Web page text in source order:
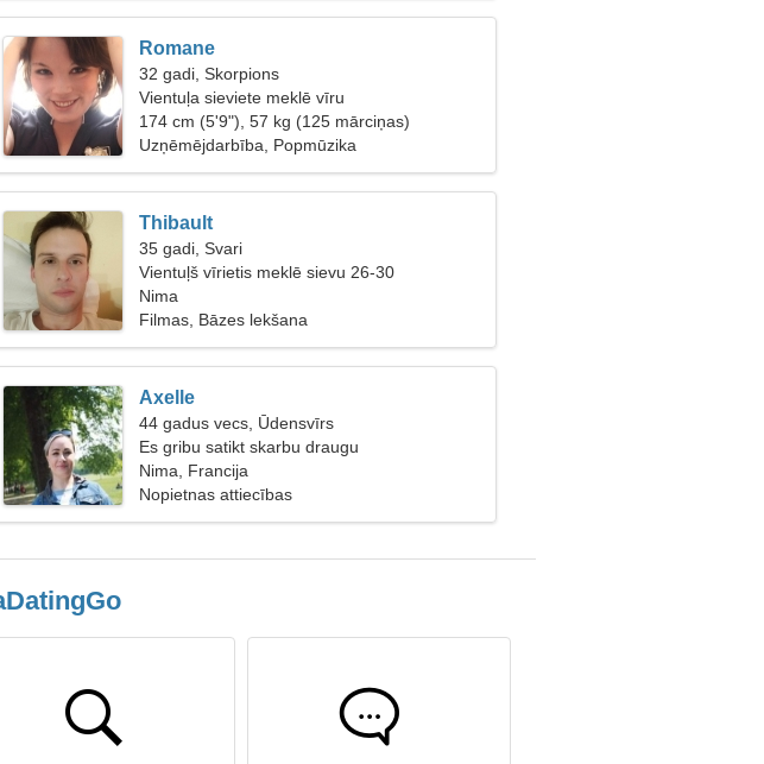
Romane
32 gadi, Skorpions
Vientuļa sieviete meklē vīru
174 cm (5'9"), 57 kg (125 mārciņas)
Uzņēmējdarbība, Popmūzika
Thibault
35 gadi, Svari
Vientuļš vīrietis meklē sievu 26-30
Nima
Filmas, Bāzes lekšana
Axelle
44 gadus vecs, Ūdensvīrs
Es gribu satikt skarbu draugu
Nima, Francija
Nopietnas attiecības